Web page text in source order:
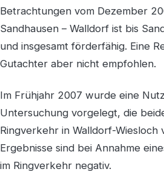
Betrachtungen vom Dezember
Sandhausen – Walldorf ist bis
und insgesamt förderfähig. Eine
Gutachter aber nicht empfohlen.
Im Frühjahr 2007 wurde eine
Untersuchung vorgelegt, die
Ringverkehr in Walldorf-
Ergebnisse sind bei Annahme
im Ringverkehr negativ.